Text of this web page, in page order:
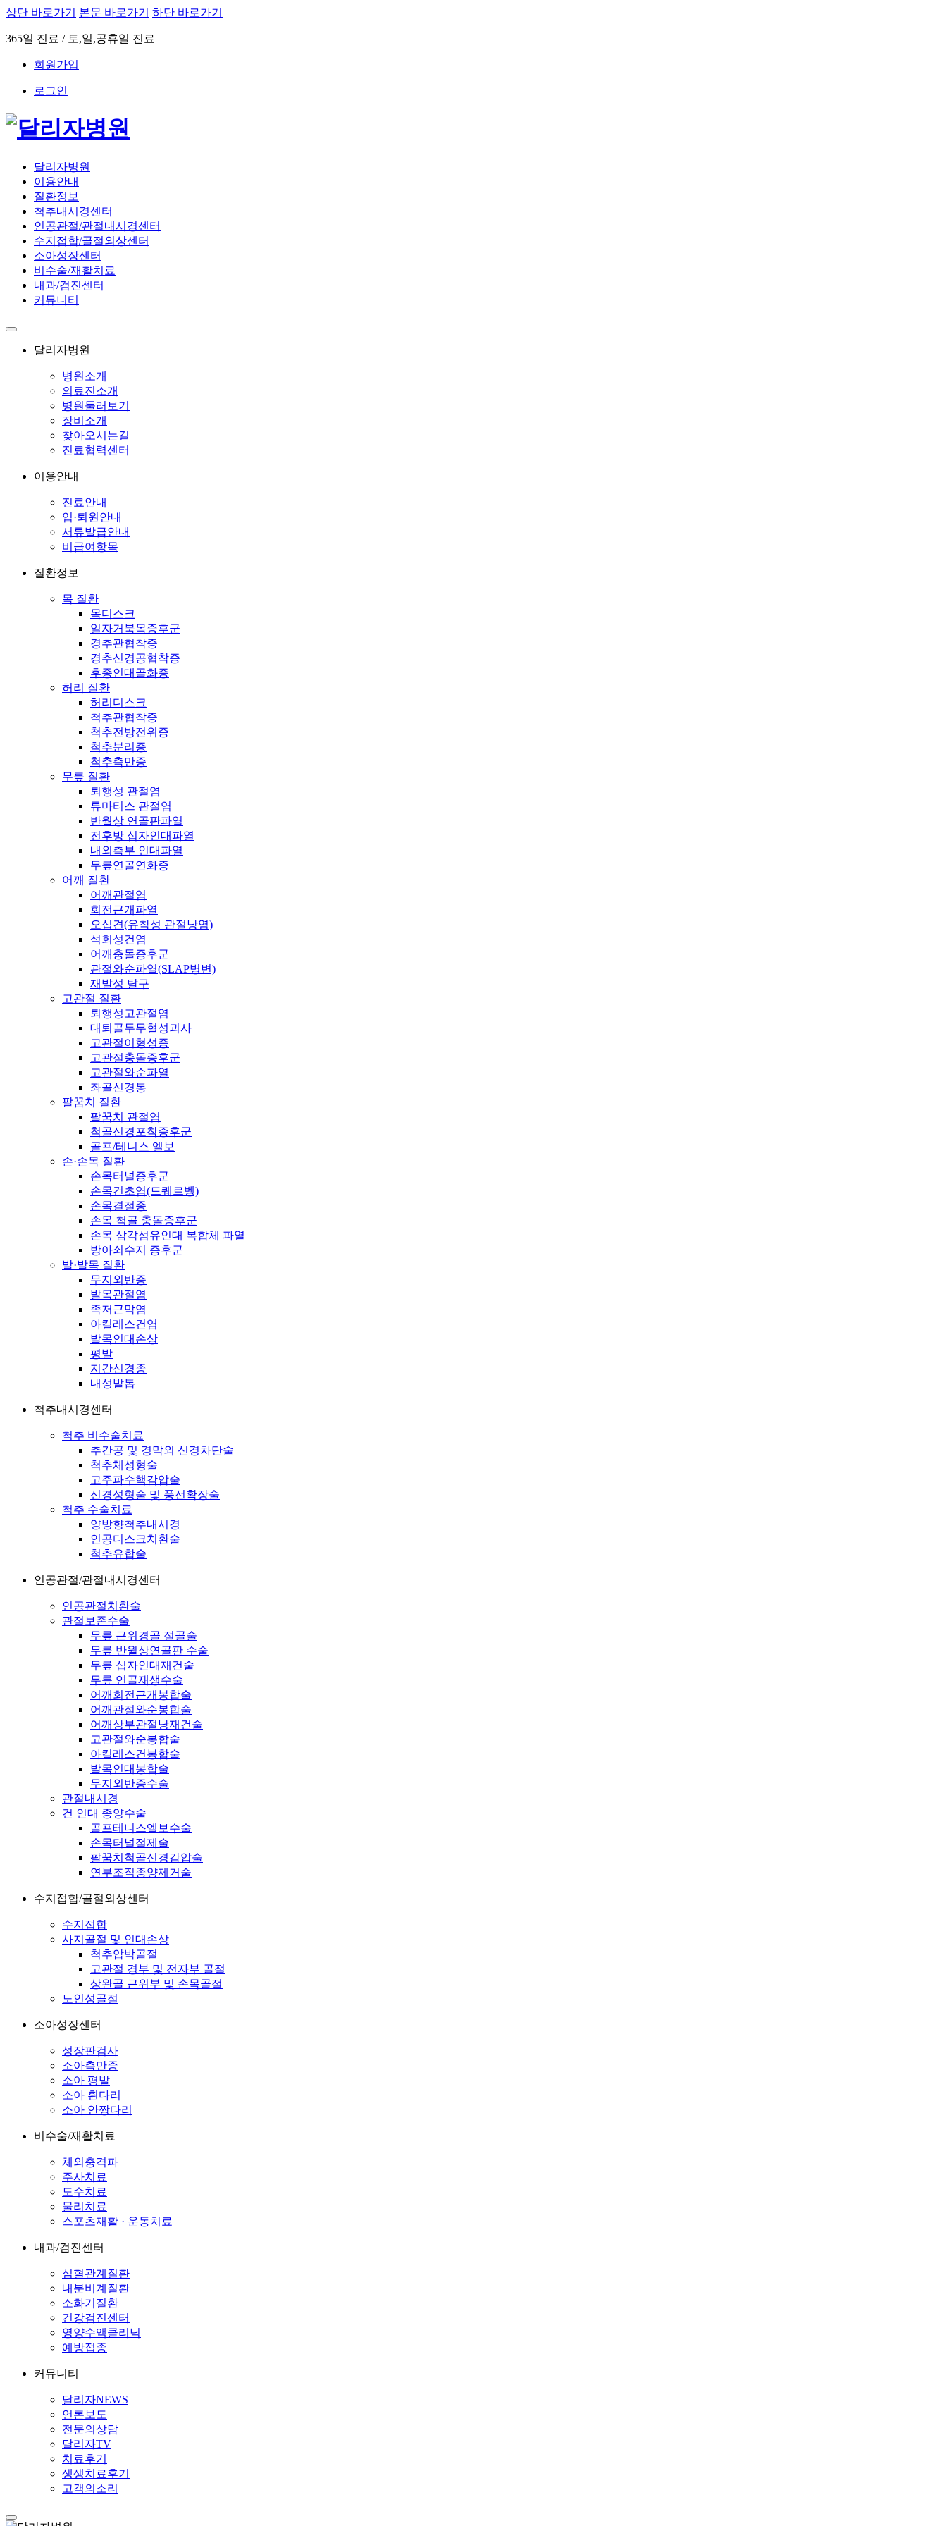
상단 바로가기 본문 바로가기 하단 바로가기
365일 진료 / 토,일,공휴일 진료
회원가입
로그인
달리자병원
이용안내
질환정보
척추내시경센터
인공관절/관절내시경센터
수지접합/골절외상센터
소아성장센터
비수술/재활치료
내과/검진센터
커뮤니티
달리자병원
병원소개
의료진소개
병원둘러보기
장비소개
찾아오시는길
진료협력센터
이용안내
진료안내
입·퇴원안내
서류발급안내
비급여항목
질환정보
목 질환
목디스크
일자거북목증후군
경추관협착증
경추신경공협착증
후종인대골화증
허리 질환
허리디스크
척추관협착증
척추전방전위증
척추분리증
척추측만증
무릎 질환
퇴행성 관절염
류마티스 관절염
반월상 연골판파열
전후방 십자인대파열
내외측부 인대파열
무릎연골연화증
어깨 질환
어깨관절염
회전근개파열
오십견(유착성 관절낭염)
석회성건염
어깨충돌증후군
관절와순파열(SLAP병변)
재발성 탈구
고관절 질환
퇴행성고관절염
대퇴골두무혈성괴사
고관절이형성증
고관절충돌증후군
고관절와순파열
좌골신경통
팔꿈치 질환
팔꿈치 관절염
척골신경포착증후군
골프/테니스 엘보
손·손목 질환
손목터널증후군
손목건초염(드퀘르벵)
손목결절종
손목 척골 충돌증후군
손목 삼각섬유인대 복합체 파열
방아쇠수지 증후군
발·발목 질환
무지외반증
발목관절염
족저근막염
아킬레스건염
발목인대손상
평발
지간신경종
내성발톱
척추내시경센터
척추 비수술치료
추간공 및 경막외 신경차단술
척추체성형술
고주파수핵감압술
신경성형술 및 풍선확장술
척추 수술치료
양방향척추내시경
인공디스크치환술
척추유합술
인공관절/관절내시경센터
인공관절치환술
관절보존수술
무릎 근위경골 절골술
무릎 반월상연골판 수술
무릎 십자인대재건술
무릎 연골재생수술
어깨회전근개봉합술
어깨관절와순봉합술
어깨상부관절낭재건술
고관절와순봉합술
아킬레스건봉합술
발목인대봉합술
무지외반증수술
관절내시경
건 인대 종양수술
골프테니스엘보수술
손목터널절제술
팔꿈치척골신경감압술
연부조직종양제거술
수지접합/골절외상센터
수지접합
사지골절 및 인대손상
척추압박골절
고관절 경부 및 전자부 골절
상완골 근위부 및 손목골절
노인성골절
소아성장센터
성장판검사
소아측만증
소아 평발
소아 휜다리
소아 안짱다리
비수술/재활치료
체외충격파
주사치료
도수치료
물리치료
스포츠재활 · 운동치료
내과/검진센터
심혈관계질환
내분비계질환
소화기질환
건강검진센터
영양수액클리닉
예방접종
커뮤니티
달리자NEWS
언론보도
전문의상담
달리자TV
치료후기
생생치료후기
고객의소리